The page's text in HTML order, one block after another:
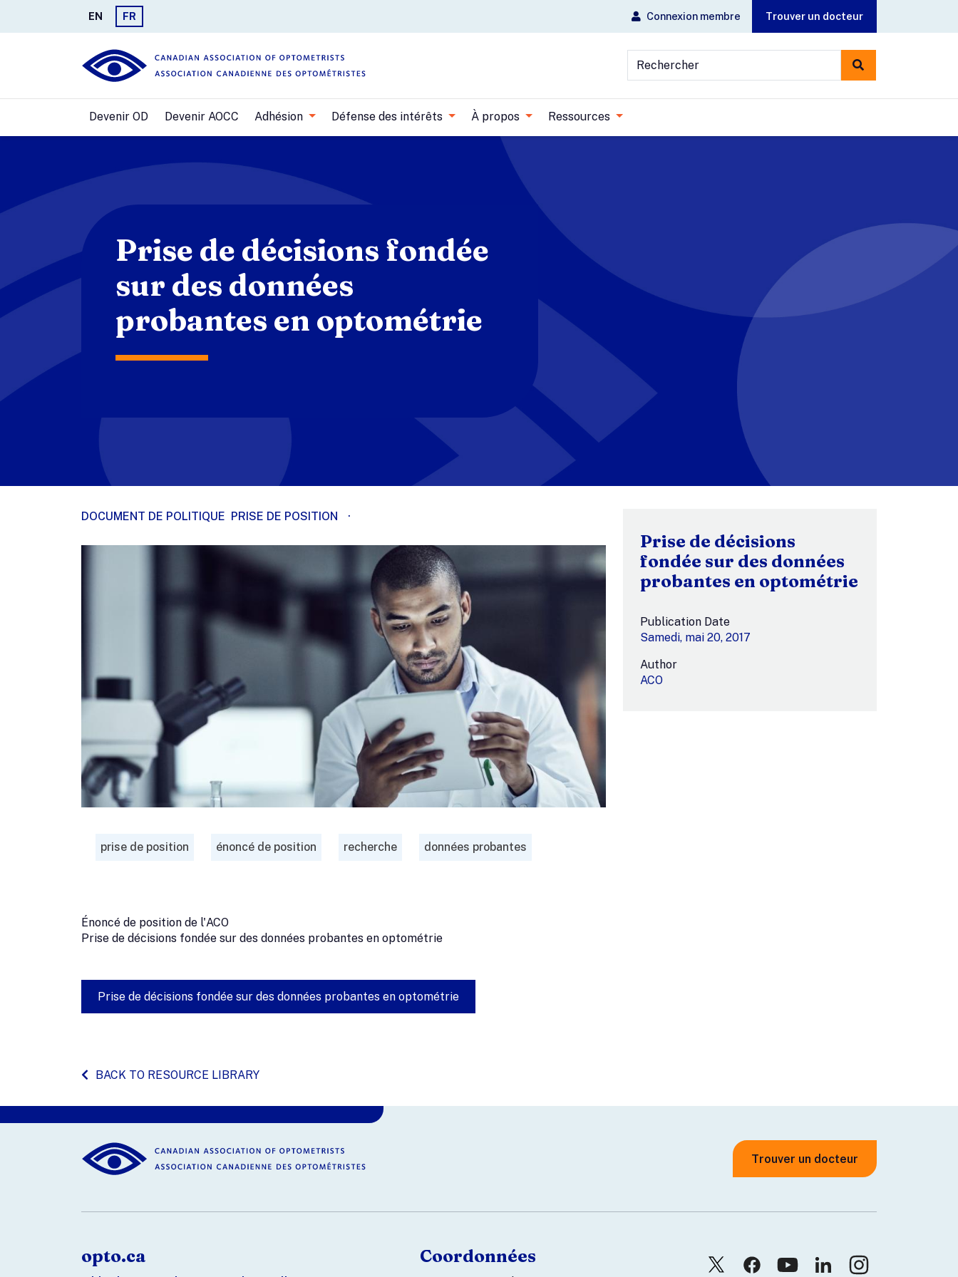
EN FR Connexion membre Trouver un docteur
Rechercher
Devenir OD Devenir AOCC Adhésion Défense des intérêts À propos Ressources
Prise de décisions fondée
sur des données
probantes en optométrie
DOCUMENT DE POLITIQUE PRISE DE POSITION ·
prise de position énoncé de position recherche données probantes
Énoncé de position de l'ACO
Prise de décisions fondée sur des données probantes en optométrie
Prise de décisions fondée sur des données probantes en optométrie
BACK TO RESOURCE LIBRARY
Prise de décisions
fondée sur des données
probantes en optométrie
Publication Date
Samedi, mai 20, 2017
Author
ACO
Trouver un docteur
opto.ca Coordonnées